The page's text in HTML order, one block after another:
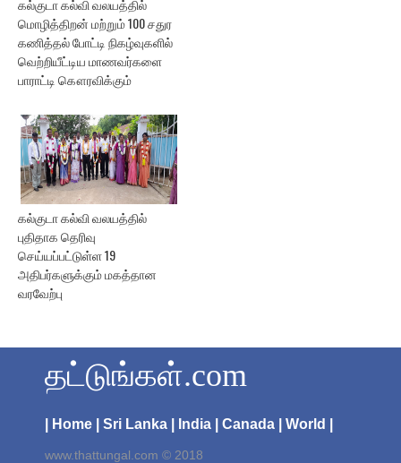
கல்குடா கல்வி வலயத்தில்
மொழித்திறன் மற்றும் 100 சதுர
கணித்தல் போட்டி நிகழ்வுகளில்
வெற்றியீட்டிய மாணவர்களை
பாராட்டி கௌரவிக்கும்
கல்குடா கல்வி வலயத்தில்
புதிதாக தெரிவு
செய்யப்பட்டுள்ள 19
அதிபர்களுக்கும் மகத்தான
வரவேற்பு
தட்டுங்கள்.com
| Home | Sri Lanka | India | Canada | World |
www.thattungal.com © 2018